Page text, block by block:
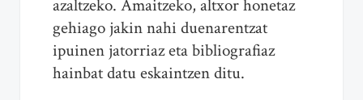
azaltzeko. Amaitzeko, altxor honetaz
gehiago jakin nahi duenarentzat
ipuinen jatorriaz eta bibliografiaz
hainbat datu eskaintzen ditu.